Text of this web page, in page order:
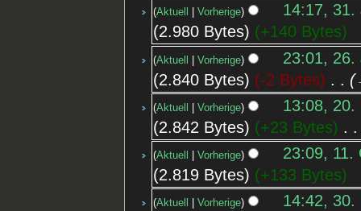
Aktuell Vorherige
14:17, 31.
2.980 Bytes
+140 Bytes
Aktuell Vorherige
23:01, 26.
2.840 Bytes
-2 Bytes
Aktuell Vorherige
13:08, 20.
2.842 Bytes
+23 Bytes
Aktuell Vorherige
23:09, 11.
2.819 Bytes
+133 Bytes
Aktuell Vorherige
14:42, 30.